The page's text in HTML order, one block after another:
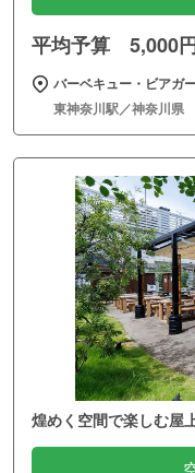
平均予算 5,000
バーベキュー・ビアガ
東神奈川駅／神奈川県
煌めく空間で楽しむ屋